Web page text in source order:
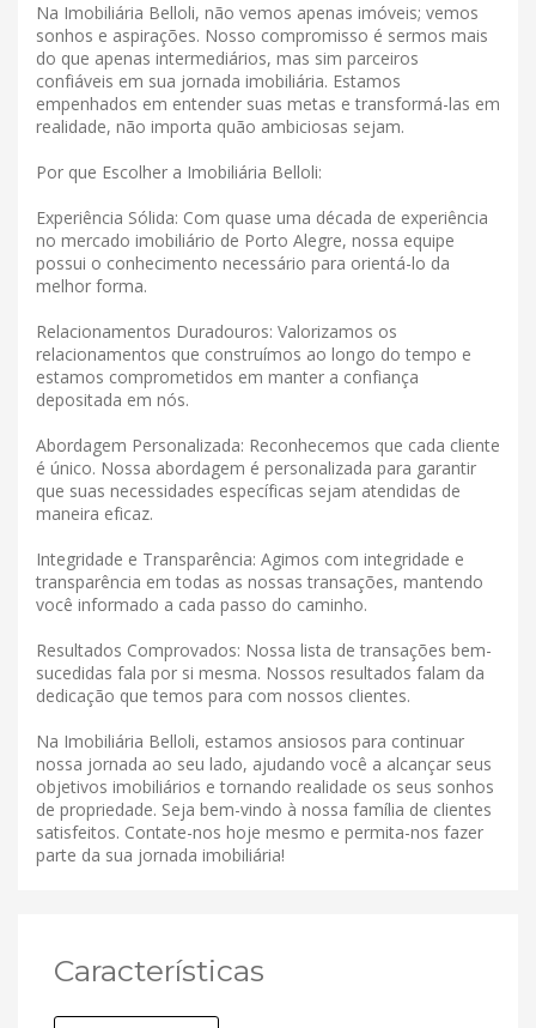
Na Imobiliária Belloli, não vemos apenas imóveis; vemos
sonhos e aspirações. Nosso compromisso é sermos mais
do que apenas intermediários, mas sim parceiros
confiáveis ​​em sua jornada imobiliária. Estamos
empenhados em entender suas metas e transformá-las em
realidade, não importa quão ambiciosas sejam.
Por que Escolher a Imobiliária Belloli:
Experiência Sólida: Com quase uma década de experiência
no mercado imobiliário de Porto Alegre, nossa equipe
possui o conhecimento necessário para orientá-lo da
melhor forma.
Relacionamentos Duradouros: Valorizamos os
relacionamentos que construímos ao longo do tempo e
estamos comprometidos em manter a confiança
depositada em nós.
Abordagem Personalizada: Reconhecemos que cada cliente
é único. Nossa abordagem é personalizada para garantir
que suas necessidades específicas sejam atendidas de
maneira eficaz.
Integridade e Transparência: Agimos com integridade e
transparência em todas as nossas transações, mantendo
você informado a cada passo do caminho.
Resultados Comprovados: Nossa lista de transações bem-
sucedidas fala por si mesma. Nossos resultados falam da
dedicação que temos para com nossos clientes.
Na Imobiliária Belloli, estamos ansiosos para continuar
nossa jornada ao seu lado, ajudando você a alcançar seus
objetivos imobiliários e tornando realidade os seus sonhos
de propriedade. Seja bem-vindo à nossa família de clientes
satisfeitos. Contate-nos hoje mesmo e permita-nos fazer
parte da sua jornada imobiliária!
Características